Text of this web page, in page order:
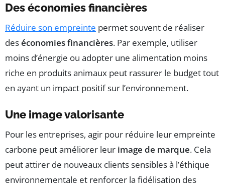
Des économies financières
Réduire son empreinte permet souvent de réaliser
deséconomies financières. Par exemple, utiliser
moins d’énergie ou adopter une alimentation moins
riche en produits animaux peut rassurer le budget tout
en ayant un impact positif sur l’environnement.
Une image valorisante
Pour les entreprises, agir pour réduire leur empreinte
carbone peut améliorer leur image de marque. Cela
peut attirer de nouveaux clients sensibles à l’éthique
environnementale et renforcer la fidélisation des